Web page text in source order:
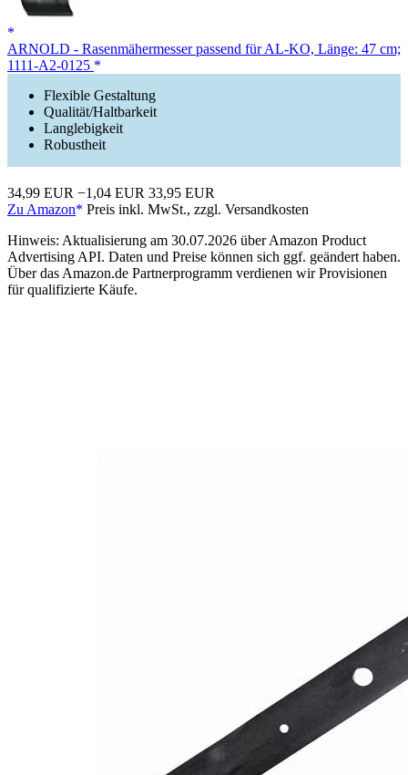
ARNOLD - Rasenmähermesser passend für AL-KO, Länge: 47 cm;
1111-A2-0125
Flexible Gestaltung
Qualität/Haltbarkeit
Langlebigkeit
Robustheit
34,99 EUR −1,04 EUR 33,95 EUR
Zu Amazon
Preis inkl. MwSt., zzgl. Versandkosten
Hinweis: Aktualisierung am 30.07.2026 über Amazon Product
Advertising API. Daten und Preise können sich ggf. geändert haben.
Über das Amazon.de Partnerprogramm verdienen wir Provisionen
für qualifizierte Käufe.